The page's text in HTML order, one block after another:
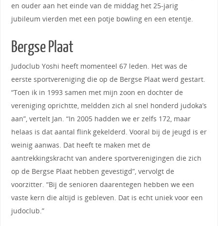
en ouder aan het einde van de middag het 25-jarig
jubileum vierden met een potje bowling en een etentje.
Bergse Plaat
Judoclub Yoshi heeft momenteel 67 leden. Het was de
eerste sportvereniging die op de Bergse Plaat werd gestart.
“Toen ik in 1993 samen met mijn zoon en dochter de
vereniging oprichtte, meldden zich al snel honderd judoka’s
aan”, vertelt Jan. “In 2005 hadden we er zelfs 172, maar
helaas is dat aantal flink gekelderd. Vooral bij de jeugd is er
weinig aanwas. Dat heeft te maken met de
aantrekkingskracht van andere sportverenigingen die zich
op de Bergse Plaat hebben gevestigd”, vervolgt de
voorzitter. “Bij de senioren daarentegen hebben we een
vaste kern die altijd is gebleven. Dat is echt uniek voor een
judoclub.”